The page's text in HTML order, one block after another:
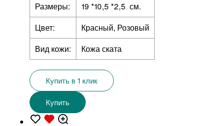
Размеры:
19 *10,5 *2,5 см.
Цвет:
Красный, Розовый
Вид кожи:
Кожа ската
Купить в 1 клик
Купить